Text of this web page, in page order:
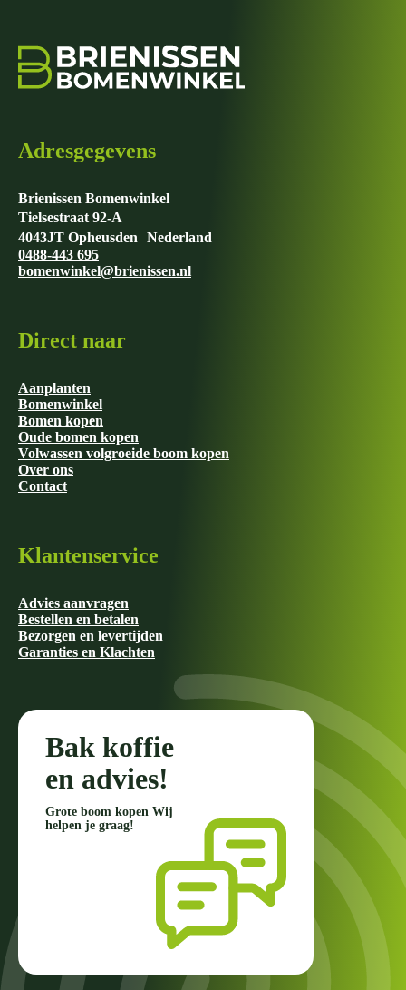
Adresgegevens
Brienissen Bomenwinkel
Tielsestraat 92-A
4043JT Opheusden Nederland
0488-443 695
bomenwinkel@brienissen.nl
Direct naar
Aanplanten
Bomenwinkel
Bomen kopen
Oude bomen kopen
Volwassen volgroeide boom kopen
Over ons
Contact
Klantenservice
Advies aanvragen
Bestellen en betalen
Bezorgen en levertijden
Garanties en Klachten
Bak koffie
en advies!
Grote boom kopen Wij
helpen je graag!